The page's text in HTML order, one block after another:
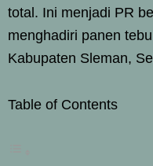
total. Ini menjadi PR
menghadiri panen
Kabupaten Sleman,
Table of Contents